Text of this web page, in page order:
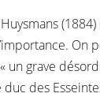
On
grave
duc des